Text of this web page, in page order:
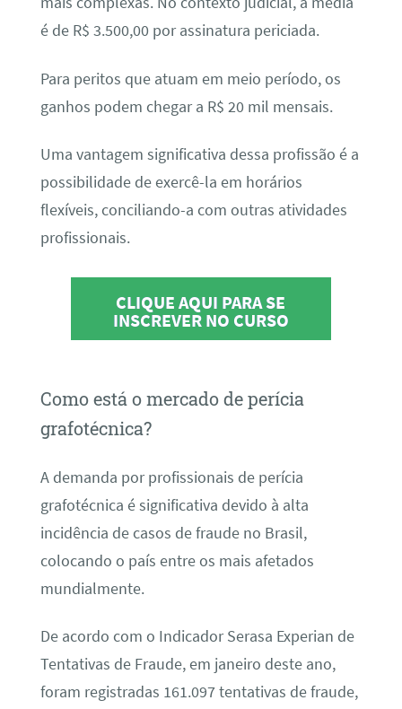
é de R$ 3.500,00 por assinatura periciada.
Para peritos que atuam em meio período, os
ganhos podem chegar a R$ 20 mil mensais.
Uma vantagem significativa dessa profissão é a
possibilidade de exercê-la em horários
flexíveis, conciliando-a com outras atividades
profissionais.
CLIQUE AQUI PARA SE
INSCREVER NO CURSO
Como está o mercado de perícia
grafotécnica?
A demanda por profissionais de perícia
grafotécnica é significativa devido à alta
incidência de casos de fraude no Brasil,
colocando o país entre os mais afetados
mundialmente.
De acordo com o Indicador Serasa Experian de
Tentativas de Fraude, em janeiro deste ano,
foram registradas 161.097 tentativas de fraude,